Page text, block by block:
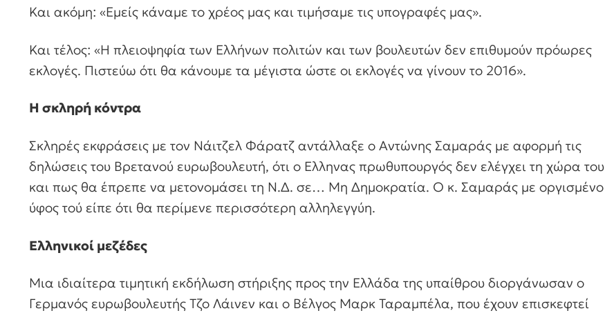
Και ακόμη: «Εμείς κάναμε το χρέος μας και τιμήσαμε τις υπογραφές μας».
Και τέλος: «Η πλειοψηφία των Ελλήνων πολιτών και των βουλευτών δεν επιθυμούν πρόωρες
εκλογές. Πιστεύω ότι θα κάνουμε τα μέγιστα ώστε οι εκλογές να γίνουν το 2016».
Η σκληρή κόντρα
Σκληρές εκφράσεις με τον Νάιτζελ Φάρατζ αντάλλαξε ο Αντώνης Σαμαράς με αφορμή τις
δηλώσεις του Βρετανού ευρωβουλευτή, ότι ο Ελληνας πρωθυπουργός δεν ελέγχει τη χώρα του
και πως θα έπρεπε να μετονομάσει τη Ν.Δ. σε… Μη Δημοκρατία. Ο κ. Σαμαράς με οργισμένο
ύφος τού είπε ότι θα περίμενε περισσότερη αλληλεγγύη.
Ελληνικοί μεζέδες
Μια ιδιαίτερα τιμητική εκδήλωση στήριξης προς την Ελλάδα της υπαίθρου διοργάνωσαν ο
Γερμανός ευρωβουλευτής Τζο Λάινεν και ο Βέλγος Μαρκ Ταραμπέλα, που έχουν επισκεφτεί